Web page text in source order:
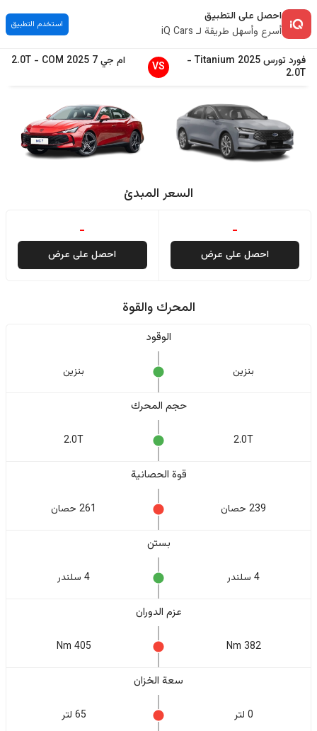
احصل على التطبيق
أسرع وأسهل طريقة لـ iQ Cars
استخدم التطبيق
فوردتورس2025
Titanium
-
2.0T
VS ام جي7
2025
COM
-
2.0T
السعر المبدئ
-
احصل على عرض
-
احصل على عرض
المحرك والقوة
الوقود
بنزين بنزين
حجم المحرك
2.0T
2.0T
قوة الحصانية
239 حصان 261 حصان
بستن
4 سلندر 4 سلندر
عزم الدوران
382 Nm
405 Nm
سعة الخزان
0 لتر 65 لتر